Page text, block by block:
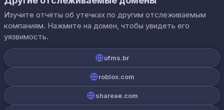
Изучите отчёты об утечках по другим отслеживаемым
компаниям. Нажмите на домен, чтобы увидеть его
уязвимость.
ufms.br
roblox.com
shareae.com